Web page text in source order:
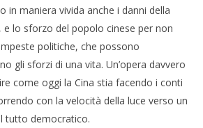
in maniera vivida anche i danni della
e lo sforzo del popolo cinese per non
politiche, che possono
gli sforzi di una vita. Un’opera davvero
come oggi la Cina stia facendo i conti
con la velocità della luce verso un
tutto democratico.